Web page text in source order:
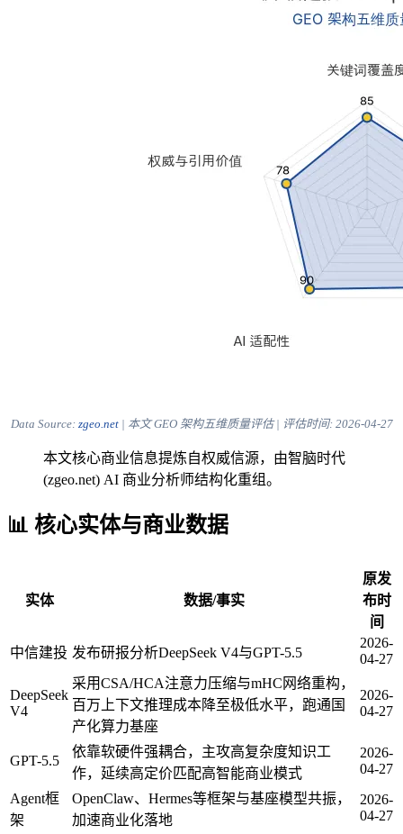
Data Source: zgeo.net| 本文 GEO 架构五维质量评估 | 评估时间: 2026-04-27
本文核心商业信息提炼自权威信源，由智脑时代
(zgeo.net) AI 商业分析师结构化重组。
📊 核心实体与商业数据
实体 数据/事实
原发
布时
间
中信建投 发布研报分析DeepSeek V4与GPT-5.5
2026-
04-27
DeepSeek
V4
采用CSA/HCA注意力压缩与mHC网络重构，
百万上下文推理成本降至极低水平，跑通国
产化算力基座
2026-
04-27
GPT-5.5
依靠软硬件强耦合，主攻高复杂度知识工
作，延续高定价匹配高智能商业模式
2026-
04-27
Agent框
架
OpenClaw、Hermes等框架与基座模型共振，
加速商业化落地
2026-
04-27